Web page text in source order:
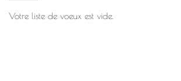
Votre liste de voeux est vide.